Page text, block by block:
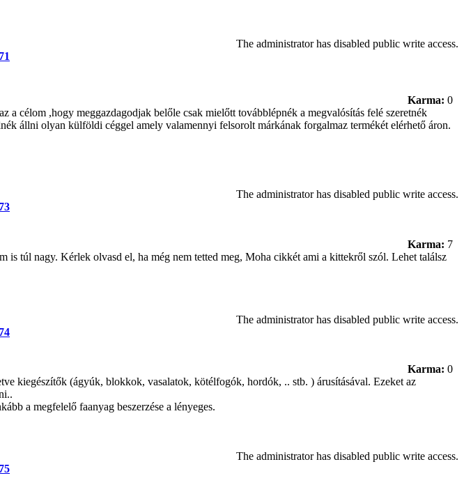
The administrator has disabled public write access.
Karma: 0
a célom ,hogy meggazdagodjak belőle csak mielőtt továbblépnék a megvalósítás felé szeretnék
állni olyan külföldi céggel amely valamennyi felsorolt márkának forgalmaz termékét elérhető áron.
The administrator has disabled public write access.
Karma: 7
is túl nagy. Kérlek olvasd el, ha még nem tetted meg, Moha cikkét ami a kittekről szól. Lehet találsz
The administrator has disabled public write access.
Karma: 0
kiegészítők (ágyúk, blokkok, vasalatok, kötélfogók, hordók, .. stb. ) árusításával. Ezeket az
a megfelelő faanyag beszerzése a lényeges.
The administrator has disabled public write access.